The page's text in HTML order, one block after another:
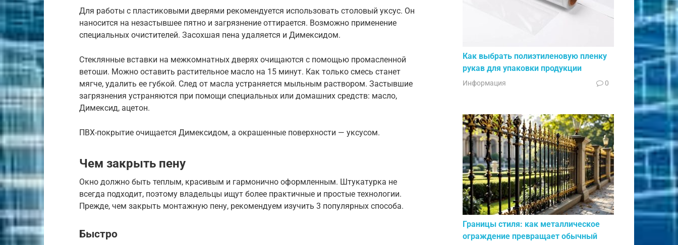
Для работы с пластиковыми дверями рекомендуется использовать столовый уксус. Он
наносится на незастывшее пятно и загрязнение оттирается. Возможно применение
специальных очистителей. Засохшая пена удаляется и Димексидом.
Стеклянные вставки на межкомнатных дверях очищаются с помощью промасленной
ветоши. Можно оставить растительное масло на 15 минут. Как только смесь станет
мягче, удалить ее губкой. След от масла устраняется мыльным раствором. Застывшие
загрязнения устраняются при помощи специальных или домашних средств: масло,
Димексид, ацетон.
ПВХ-покрытие очищается Димексидом, а окрашенные поверхности — уксусом.
Чем закрыть пену
Окно должно быть теплым, красивым и гармонично оформленным. Штукатурка не
всегда подходит, поэтому владельцы ищут более практичные и простые технологии.
Прежде, чем закрыть монтажную пену, рекомендуем изучить 3 популярных способа.
Быстро
Как выбрать полиэтиленовую пленку
рукав для упаковки продукции
Информация 0
Границы стиля: как металлическое
ограждение превращает обычный